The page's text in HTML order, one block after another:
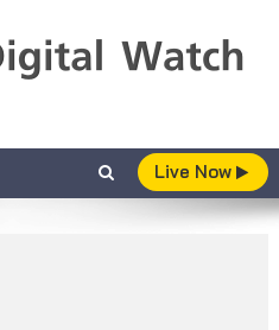
Live Now